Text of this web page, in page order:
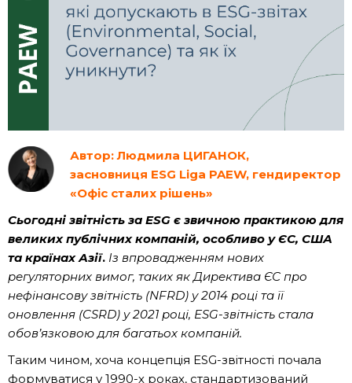
Автор: Людмила ЦИГАНОК,
засновниця ESG Liga PAEW, гендиректор
«Офіс сталих рішень»
Сьогодні звітність за ESG є звичною практикою для
великих публічних компаній, особливо у ЄС, США
та країнах Азії. Із впровадженням нових
регуляторних вимог, таких як Директива ЄС про
нефінансову звітність (NFRD) у 2014 році та її
оновлення (CSRD) у 2021 році, ESG-звітність стала
обов’язковою для багатьох компаній.
Таким чином, хоча концепція ESG-звітності почала
формуватися у 1990-х роках, стандартизований